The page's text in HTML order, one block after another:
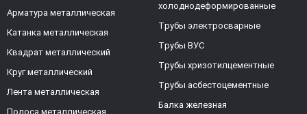
Арматура металлическая
Катанка металлическая
Квадрат металлический
Круг металлический
Лента металлическая
Полоса металлическая
холоднодеформированные
Трубы электросварные
Трубы ВУС
Трубы хризотилцементные
Трубы асбестоцементные
Балка железная